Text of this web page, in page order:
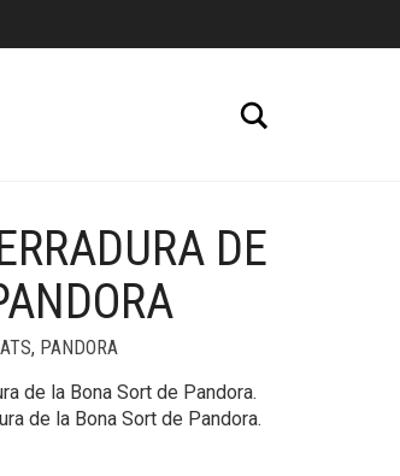
+
DE
, PANDORA
de la Bona Sort de Pandora.
de la Bona Sort de Pandora.